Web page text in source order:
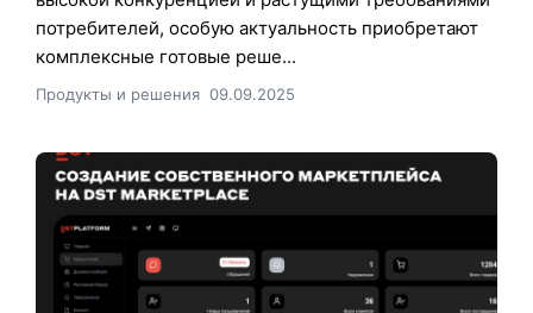
потребителей, особую актуальность приобретают
комплексные готовые реше...
Продукты и решения 09.09.2025